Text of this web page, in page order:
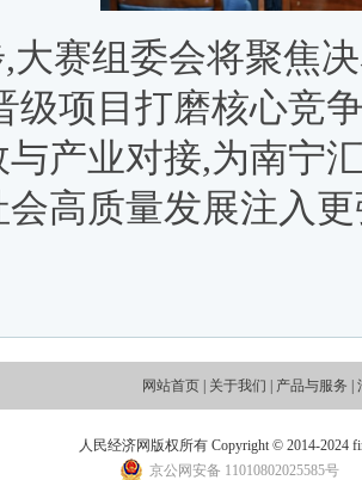
大赛组委会将聚焦
级项目打磨核心竞
产业对接,为南宁
会高质量发展注入
网站首页 关于我们 产品与服务
人民经济网版权所有 Copyright © 2014-2024
京公网安备 11010802025585号